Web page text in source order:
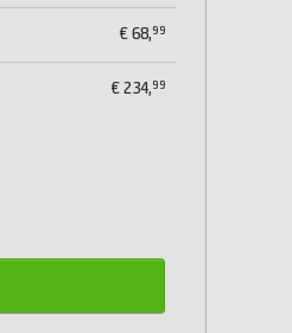
€68,99
€234,99